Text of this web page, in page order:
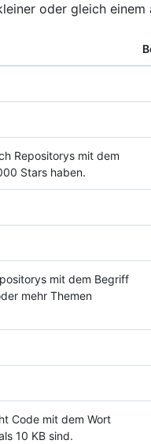
oder gleich einem
Repositorys mit dem
Stars haben.
mit dem Begriff
mehr Themen
Code mit dem Wort
10 KB sind.